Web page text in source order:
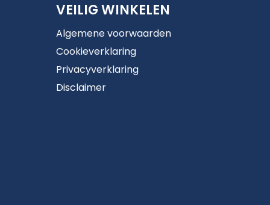
VEILIG WINKELEN
Algemene voorwaarden
Cookieverklaring
Privacyverklaring
Disclaimer